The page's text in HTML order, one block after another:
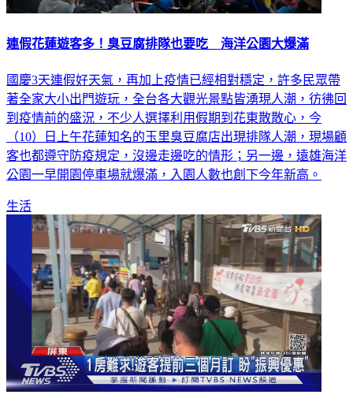
連假花蓮遊客多！臭豆腐排隊也要吃 海洋公園大爆滿
國慶3天連假好天氣，再加上疫情已經相對穩定，許多民眾帶
著全家大小出門遊玩，全台各大觀光景點皆湧現人潮，彷彿回
到疫情前的盛況，不少人選擇利用假期到花東散散心，今
（10）日上午花蓮知名的玉里臭豆腐店出現排隊人潮，現場顧
客也都遵守防疫規定，沒邊走邊吃的情形；另一邊，遠雄海洋
公園一早開園停車場就爆滿，入園人數也創下今年新高。
生活